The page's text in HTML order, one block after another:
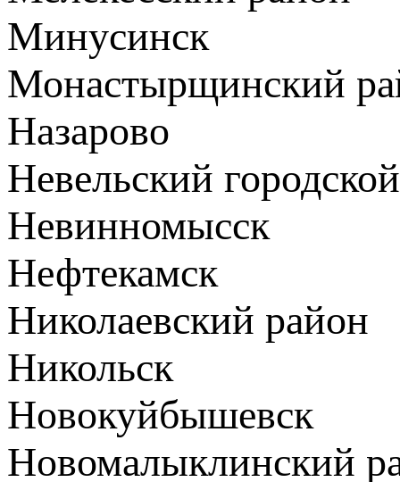
Минусинск
Монастырщинский
Назарово
Невельский
Невинномысск
Нефтекамск
Николаевский район
Никольск
Новокуйбышевск
Новомалыклинский